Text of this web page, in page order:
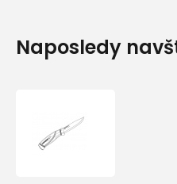
Naposledy